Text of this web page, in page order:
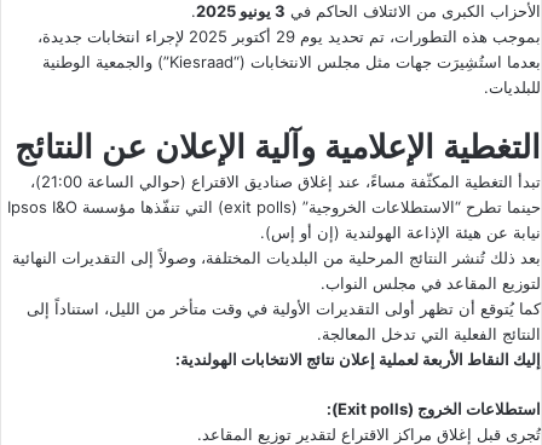
الأحزاب الكبرى من الائتلاف الحاكم في 3 يونيو 2025
.
بموجب هذه التطورات، تم تحديد يوم 29 أكتوبر 2025 لإجراء انتخابات جديدة،
بعدما استُشِيرَت جهات مثل مجلس الانتخابات (“Kiesraad”) والجمعية الوطنية
للبلديات.
التغطية الإعلامية وآلية الإعلان عن النتائج
تبدأ التغطية المكثّفة مساءً، عند إغلاق صناديق الاقتراع (حوالي الساعة 21:00)،
حينما تطرح “الاستطلاعات الخروجية” (exit polls) التي تنفّذها مؤسسة Ipsos I&O
نيابة عن هيئة الإذاعة الهولندية (إن أو إس).
بعد ذلك تُنشر النتائج المرحلية من البلديات المختلفة، وصولاً إلى التقديرات النهائية
لتوزيع المقاعد في مجلس النواب.
كما يُتوقع أن تظهر أولى التقديرات الأولية في وقت متأخر من الليل، استناداً إلى
النتائج الفعلية التي تدخل المعالجة.
إليك النقاط الأربعة لعملية إعلان نتائج الانتخابات الهولندية:
استطلاعات الخروج (Exit polls):
تُجرى قبل إغلاق مراكز الاقتراع لتقدير توزيع المقاعد.